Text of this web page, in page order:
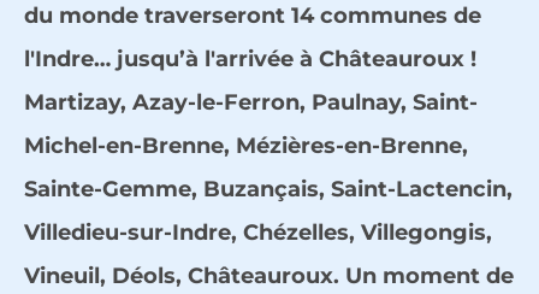
du monde traverseront 14 communes de
l'Indre… jusqu’à l'arrivée à Châteauroux !
Martizay, Azay-le-Ferron, Paulnay, Saint-
Michel-en-Brenne, Mézières-en-Brenne,
Sainte-Gemme, Buzançais, Saint-Lactencin,
Villedieu-sur-Indre, Chézelles, Villegongis,
Vineuil, Déols, Châteauroux. Un moment de